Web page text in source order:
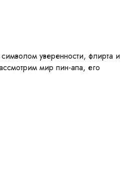
уверенности, флирта и
мир пин-апа, его